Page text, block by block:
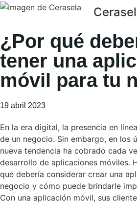
¿Por qué
tener una
móvil para tu
19 abril 2023
En la era digital, la presencia en
de un negocio. Sin embargo, en los
nueva tendencia ha cobrado cada
desarrollo de aplicaciones móviles.
qué debería considerar crear una
negocio y cómo puede brindarle
Con una aplicación móvil, sus